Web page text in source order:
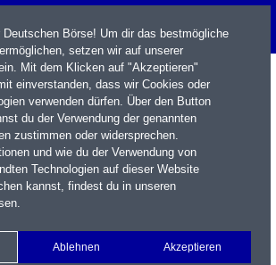
Watchlist Portfolio Login
Börse! Um dir das bestmögliche
setzen wir auf unserer
Mit dem Klicken auf "Akzeptieren"
einverstanden, dass wir Cookies oder
verwenden dürfen. Über den Button
du der Verwendung der genannten
zustimmen oder widersprechen.
und wie du der Verwendung von
Technologien auf dieser Website
kannst, findest du in unseren
.
Ablehnen Akzeptieren